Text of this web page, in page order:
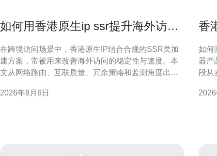
如何用香港原生ip ssr提升海外访问
在跨境访问场景中，香港原生IP结合合规的SSR类加
速方案，常被用来改善海外访问的稳定性与速度。本
文从网络路由、互联质量、冗余策略和监测角度出
在合法合规前提下优化访问体验。 为什么选择香港原
2026年8月6日
香
如何阅
器产
段从
明栏